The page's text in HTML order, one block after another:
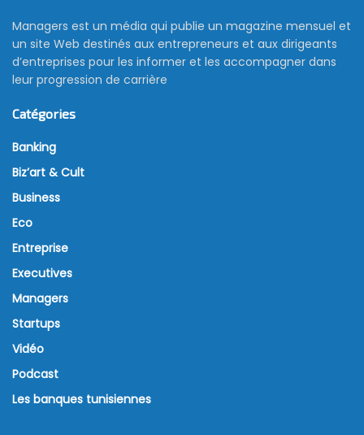
Managers est un média qui publie un magazine mensuel et
un site Web destinés aux entrepreneurs et aux dirigeants
d’entreprises pour les informer et les accompagner dans
leur progression de carrière
Catégories
Banking
Biz’art & Cult
Business
Eco
Entreprise
Executives
Managers
Startups
Vidéo
Podcast
Les banques tunisiennes